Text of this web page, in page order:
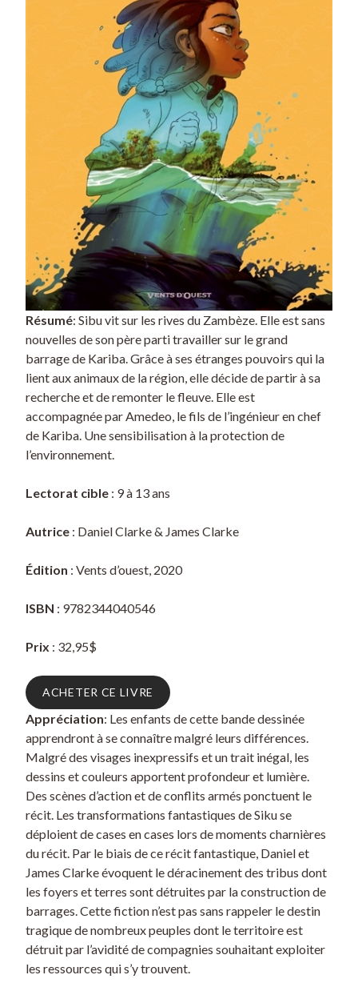
Résumé: Sibu vit sur les rives du Zambèze. Elle est sans
nouvelles de son père parti travailler sur le grand
barrage de Kariba. Grâce à ses étranges pouvoirs qui la
lient aux animaux de la région, elle décide de partir à sa
recherche et de remonter le fleuve. Elle est
accompagnée par Amedeo, le fils de l’ingénieur en chef
de Kariba. Une sensibilisation à la protection de
l’environnement.
Lectorat cible : 9 à 13 ans
Autrice : Daniel Clarke & James Clarke
Édition : Vents d’ouest, 2020
ISBN : 9782344040546
Prix : 32,95$
ACHETER CE LIVRE
Appréciation: Les enfants de cette bande dessinée
apprendront à se connaître malgré leurs différences.
Malgré des visages inexpressifs et un trait inégal, les
dessins et couleurs apportent profondeur et lumière.
Des scènes d’action et de conflits armés ponctuent le
récit. Les transformations fantastiques de Siku se
déploient de cases en cases lors de moments charnières
du récit. Par le biais de ce récit fantastique, Daniel et
James Clarke évoquent le déracinement des tribus dont
les foyers et terres sont détruites par la construction de
barrages. Cette fiction n’est pas sans rappeler le destin
tragique de nombreux peuples dont le territoire est
détruit par l’avidité de compagnies souhaitant exploiter
les ressources qui s’y trouvent.